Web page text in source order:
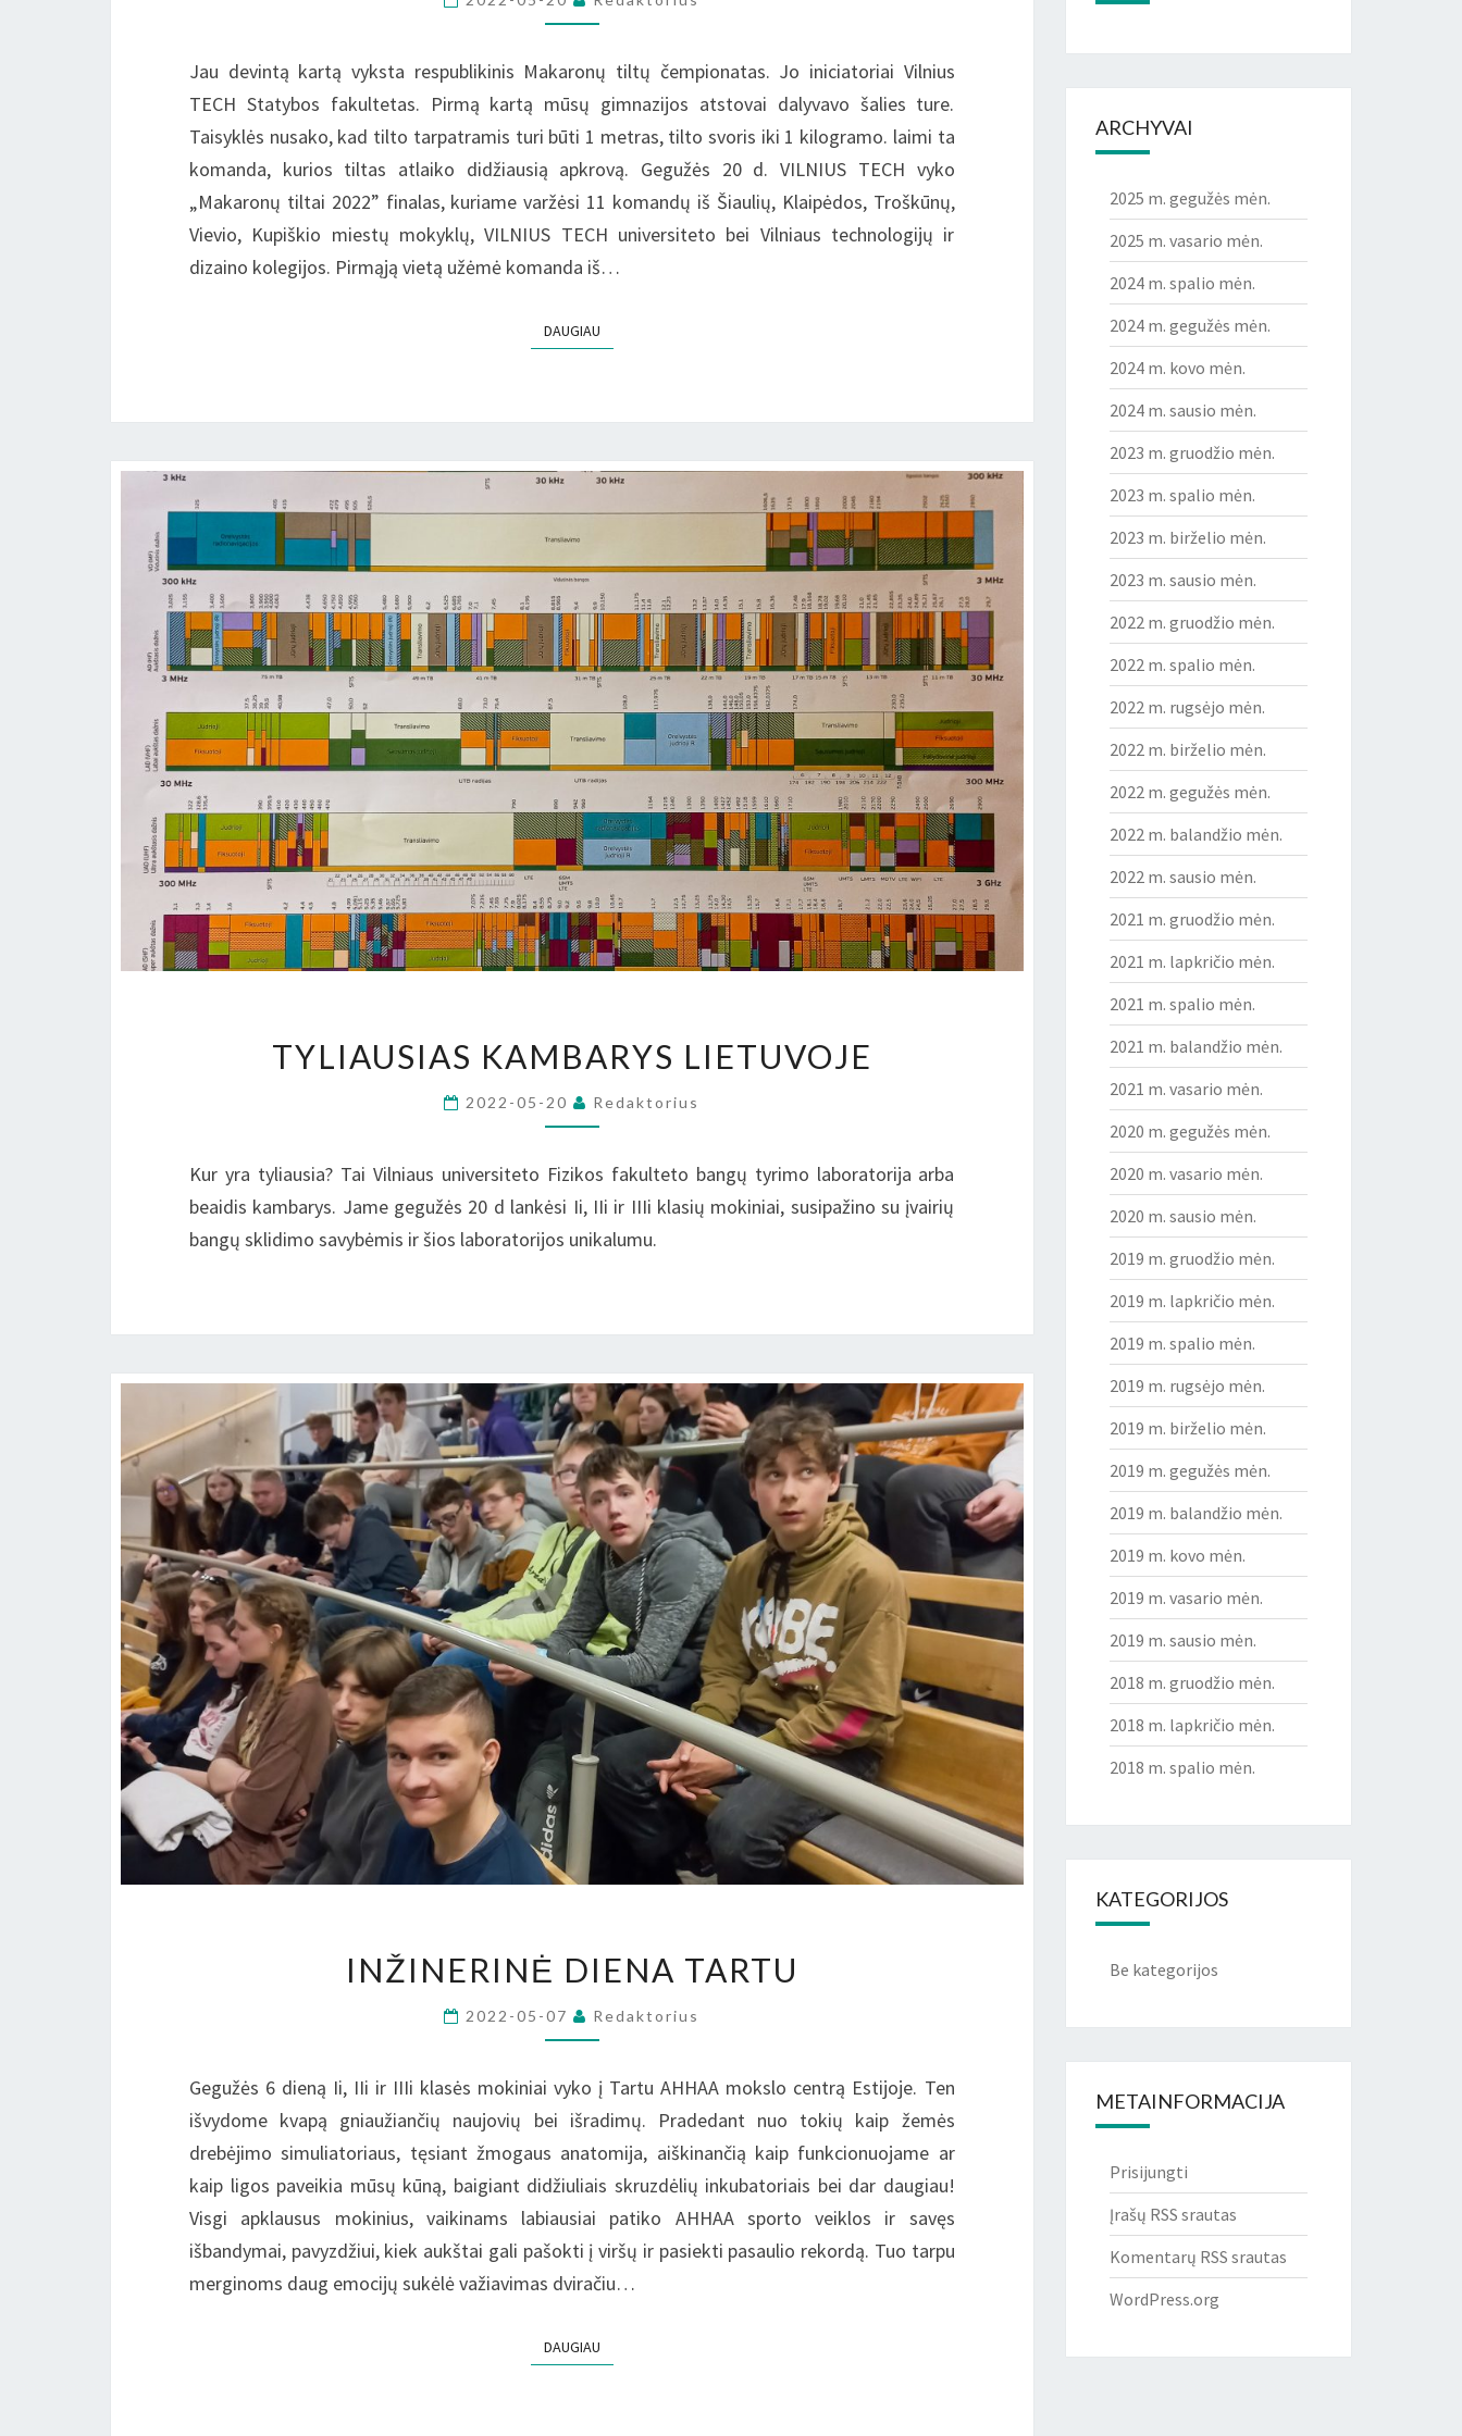
Jau devintą kartą vyksta respublikinis Makaronų tiltų čempionatas. Jo iniciatoriai Vilnius
TECH Statybos fakultetas. Pirmą kartą mūsų gimnazijos atstovai dalyvavo šalies ture.
Taisyklės nusako, kad tilto tarpatramis turi būti 1 metras, tilto svoris iki 1 kilogramo. laimi ta
komanda, kurios tiltas atlaiko didžiausią apkrovą. Gegužės 20 d. VILNIUS TECH vyko
„Makaronų tiltai 2022” finalas, kuriame varžėsi 11 komandų iš Šiaulių, Klaipėdos, Troškūnų,
Vievio, Kupiškio miestų mokyklų, VILNIUS TECH universiteto bei Vilniaus technologijų ir
dizaino kolegijos. Pirmąją vietą užėmė komanda iš…
DAUGIAUDAUGIAU
KAMBARYS
TYLIAUSIAS KAMBARYS LIETUVOJE
2022-05-20 Redaktorius
Kur yra tyliausia? Tai Vilniaus universiteto Fizikos fakulteto bangų tyrimo laboratorija arba
beaidis kambarys. Jame gegužės 20 d lankėsi Ii, IIi ir IIIi klasių mokiniai, susipažino su įvairių
bangų sklidimo savybėmis ir šios laboratorijos unikalumu.
DIENA
INŽINERINĖ DIENA TARTU
2022-05-07 Redaktorius
Gegužės 6 dieną Ii, IIi ir IIIi klasės mokiniai vyko į Tartu AHHAA mokslo centrą Estijoje. Ten
išvydome kvapą gniaužiančių naujovių bei išradimų. Pradedant nuo tokių kaip žemės
drebėjimo simuliatoriaus, tęsiant žmogaus anatomija, aiškinančią kaip funkcionuojame ar
kaip ligos paveikia mūsų kūną, baigiant didžiuliais skruzdėlių inkubatoriais bei dar daugiau!
Visgi apklausus mokinius, vaikinams labiausiai patiko AHHAA sporto veiklos ir savęs
išbandymai, pavyzdžiui, kiek aukštai gali pašokti į viršų ir pasiekti pasaulio rekordą. Tuo tarpu
merginoms daug emocijų sukėlė važiavimas dviračiu…
DAUGIAUDAUGIAU
ARCHYVAI
2025 m. gegužės mėn.
2025 m. vasario mėn.
2024 m. spalio mėn.
2024 m. gegužės mėn.
2024 m. kovo mėn.
2024 m. sausio mėn.
2023 m. gruodžio mėn.
2023 m. spalio mėn.
2023 m. birželio mėn.
2023 m. sausio mėn.
2022 m. gruodžio mėn.
2022 m. spalio mėn.
2022 m. rugsėjo mėn.
2022 m. birželio mėn.
2022 m. gegužės mėn.
2022 m. balandžio mėn.
2022 m. sausio mėn.
2021 m. gruodžio mėn.
2021 m. lapkričio mėn.
2021 m. spalio mėn.
2021 m. balandžio mėn.
2021 m. vasario mėn.
2020 m. gegužės mėn.
2020 m. vasario mėn.
2020 m. sausio mėn.
2019 m. gruodžio mėn.
2019 m. lapkričio mėn.
2019 m. spalio mėn.
2019 m. rugsėjo mėn.
2019 m. birželio mėn.
2019 m. gegužės mėn.
2019 m. balandžio mėn.
2019 m. kovo mėn.
2019 m. vasario mėn.
2019 m. sausio mėn.
2018 m. gruodžio mėn.
2018 m. lapkričio mėn.
2018 m. spalio mėn.
KATEGORIJOS
Be kategorijos
METAINFORMACIJA
Prisijungti
Įrašų RSS srautas
Komentarų RSS srautas
WordPress.org